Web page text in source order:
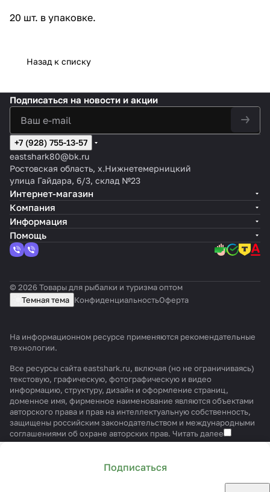
20 шт. в упаковке.
Назад к списку
Подписаться
Подписаться на новости и акции
+7 (928) 755-13-57
eastshark80@bk.ru
Ростовская область, х.Нижнетемерницкий
улица Гайдара, 6/3, склад №23
Интернет-магазин
Компания
Информация
Помощь
© 2026 Товары для рыбалки и туризма оптом
Темная тема КонфиденциальностьОферта
На информационном ресурсе применяются рекомендательные
технологии.
Все ресурсы сайта eastshark.ru, включая (но не ограничиваясь)
текстовую, графическую, фотографическую и видео
информацию, структуру, дизайн и оформление страниц,
доменное имя, фирменное наименование являются объектами
авторского права и прав на интеллектуальную собственность,
защищены российским законодательством и международными
соглашениями об охране авторских прав. Читать далее